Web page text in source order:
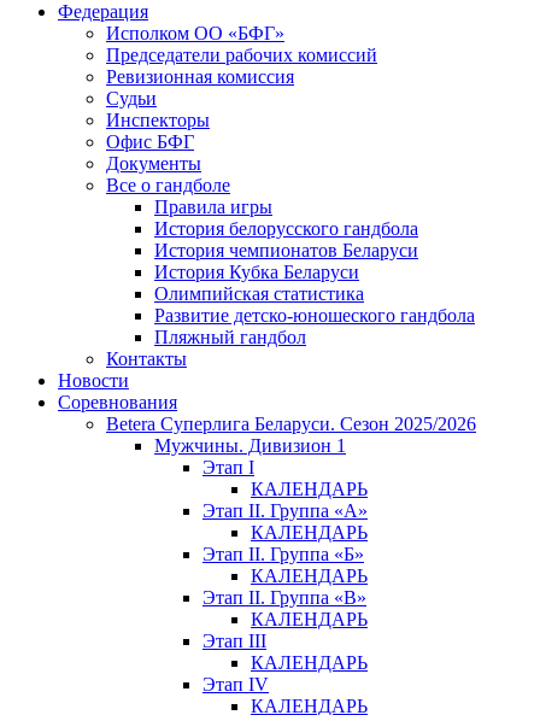
Федерация
Исполком ОО «БФГ»
Председатели рабочих комиссий
Ревизионная комиссия
Судьи
Инспекторы
Офис БФГ
Документы
Все о гандболе
Правила игры
История белорусского гандбола
История чемпионатов Беларуси
История Кубка Беларуси
Олимпийская статистика
Развитие детско-юношеского гандбола
Пляжный гандбол
Контакты
Новости
Соревнования
Betera Суперлига Беларуси. Сезон 2025/2026
Мужчины. Дивизион 1
Этап I
КАЛЕНДАРЬ
Этап II. Группа «А»
КАЛЕНДАРЬ
Этап II. Группа «Б»
КАЛЕНДАРЬ
Этап II. Группа «В»
КАЛЕНДАРЬ
Этап III
КАЛЕНДАРЬ
Этап IV
КАЛЕНДАРЬ